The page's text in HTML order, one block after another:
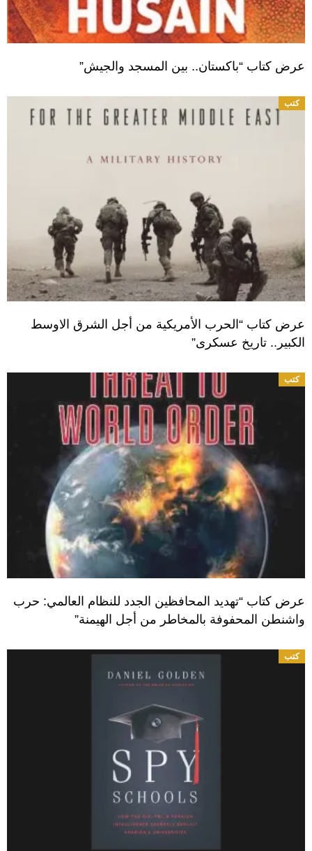
عرض كتاب “باكستان.. بين المسجد والجيش”
كتب
عرض كتاب “الحرب الأمريكية من أجل الشرق الاوسط
الكبير.. تاريخ عسكرى”
كتب
عرض كتاب “تهديد المحافظين الجدد للنظام العالمي: حرب
واشنطن المحفوفة بالمخاطر من أجل الهيمنة”
كتب